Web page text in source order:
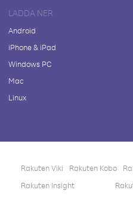
LADDA NER
Android
iPhone & iPad
Windows PC
Mac
Linux
Rakuten Viki Rakuten Kobo
Rakuten Insight